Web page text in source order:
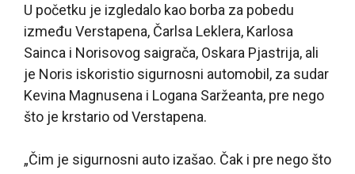
U početku je izgledalo kao borba za pobedu
između Verstapena, Čarlsa Leklera, Karlosa
Sainca i Norisovog saigrača, Oskara Pjastrija, ali
je Noris iskoristio sigurnosni automobil, za sudar
Kevina Magnusena i Logana Saržeanta, pre nego
što je krstario od Verstapena.
„Čim je sigurnosni auto izašao. Čak i pre nego što